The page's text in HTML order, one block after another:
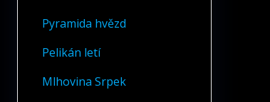
Pyramida hvězd
Pelikán letí
Mlhovina Srpek